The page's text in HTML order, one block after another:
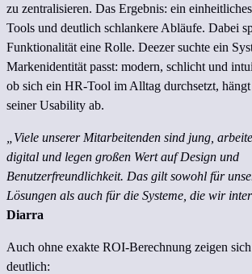
zu zentralisieren. Das Ergebnis: ein
Tools und deutlich schlankere Abläufe. Dabei
Funktionalität eine Rolle. Deezer suchte ein
Markenidentität passt: modern, schlicht und
ob sich ein HR-Tool im Alltag durchsetzt,
seiner Usability ab.
„Viele unserer Mitarbeitenden sind jung,
digital und legen großen Wert auf Design und
Benutzerfreundlichkeit. Das gilt sowohl für
Lösungen als auch für die Systeme, die wir
Diarra
Auch ohne exakte ROI-Berechnung zeigen
deutlich: